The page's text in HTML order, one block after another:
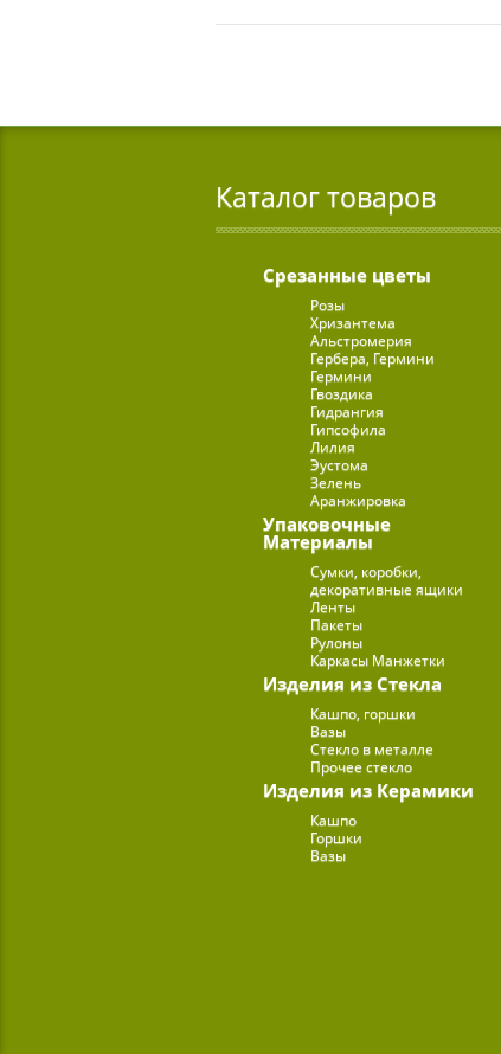
Каталог товаров
Срезанные цветы
Розы
Хризантема
Альстромерия
Гербера, Гермини
Гермини
Гвоздика
Гидрангия
Гипсофила
Лилия
Эустома
Зелень
Аранжировка
Упаковочные
Материалы
Сумки, коробки,
декоративные ящики
Ленты
Пакеты
Рулоны
Каркасы Манжетки
Изделия из Стекла
Кашпо, горшки
Вазы
Стекло в металле
Прочее стекло
Изделия из Керамики
Кашпо
Горшки
Вазы